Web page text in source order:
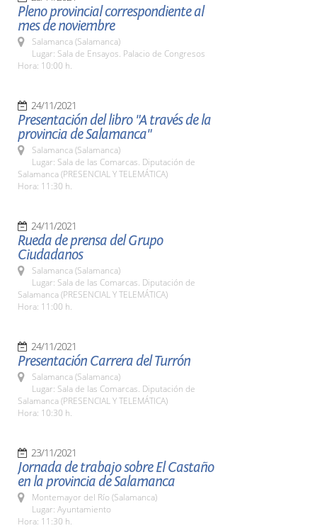
Pleno provincial correspondiente al
mes de noviembre
Salamanca (Salamanca)
Lugar: Sala de Ensayos. Palacio de Congresos
Hora: 10:00 h.
24/11/2021
Presentación del libro "A través de la
provincia de Salamanca"
Salamanca (Salamanca)
Lugar: Sala de las Comarcas. Diputación de
Salamanca (PRESENCIAL Y TELEMÁTICA)
Hora: 11:30 h.
24/11/2021
Rueda de prensa del Grupo
Ciudadanos
Salamanca (Salamanca)
Lugar: Sala de las Comarcas. Diputación de
Salamanca (PRESENCIAL Y TELEMÁTICA)
Hora: 11:00 h.
24/11/2021
Presentación Carrera del Turrón
Salamanca (Salamanca)
Lugar: Sala de las Comarcas. Diputación de
Salamanca (PRESENCIAL Y TELEMÁTICA)
Hora: 10:30 h.
23/11/2021
Jornada de trabajo sobre El Castaño
en la provincia de Salamanca
Montemayor del Río (Salamanca)
Lugar: Ayuntamiento
Hora: 11:30 h.